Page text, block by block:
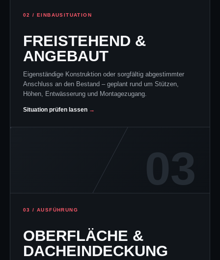
02 / EINBAUSITUATION
FREISTEHEND &
ANGEBAUT
Eigenständige Konstruktion oder sorgfältig abgestimmter
Anschluss an den Bestand – geplant rund um Stützen,
Höhen, Entwässerung und Montagezugang.
Situation prüfen lassen
03
03 / AUSFÜHRUNG
OBERFLÄCHE &
DACHEINDECKUNG